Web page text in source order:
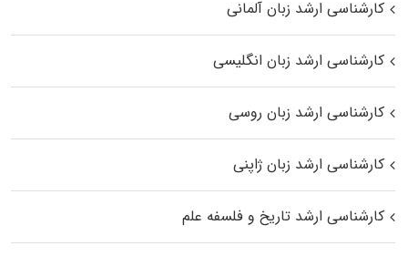
کارشناسی ارشد زبان آلمانی
کارشناسی ارشد زبان انگلیسی
کارشناسی ارشد زبان روسی
کارشناسی ارشد زبان ژاپنی
کارشناسی ارشد تاریخ و فلسفه علم